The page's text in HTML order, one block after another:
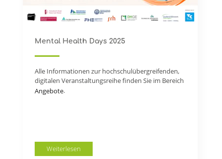
Mental Health Days 2025
Alle Informationen zur hochschulübergreifenden,
digitalen Veranstaltungsreihe finden Sie im Bereich
Angebote.
Weiterlesen